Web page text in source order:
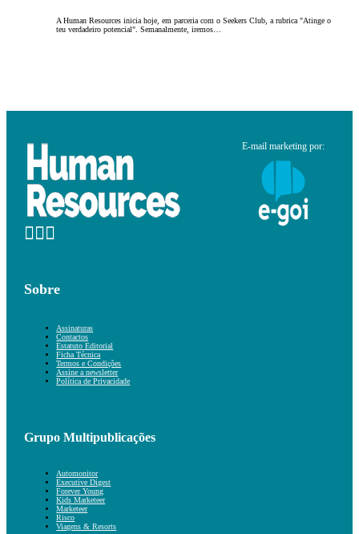
A Human Resources inicia hoje, em parceria com o Seekers Club, a rubrica "Atinge o
teu verdadeiro potencial". Semanalmente, iremos…
E-mail marketing por:
Sobre
Assinaturas
Contactos
Estatuto Editorial
Ficha Técnica
Termos e Condições
Assine a newsletter
Política de Privacidade
Grupo Multipublicações
Automonitor
Executive Digest
Forever Young
Kids Marketeer
Marketeer
Risco
Viagens & Resorts